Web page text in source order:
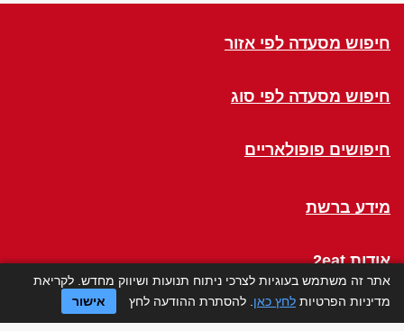
חיפוש מסעדה לפי אזור
חיפוש מסעדה לפי סוג
חיפושים פופולאריים
מידע ברשת
אודות 2eat
Click a Table
אתר זה משתמש בעוגיות לצרכי ניתוח תנועות ושיווק מחדש. לקריאת
מדיניות הפרטיות לחץ כאן . להסתרת ההודעה לחץ אישור